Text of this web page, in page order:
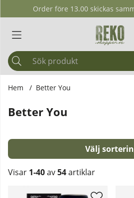
Order före 13.00 skickas
Hem Better You
Better You
Sortera
Visar 1-40av54artiklar
Produkter